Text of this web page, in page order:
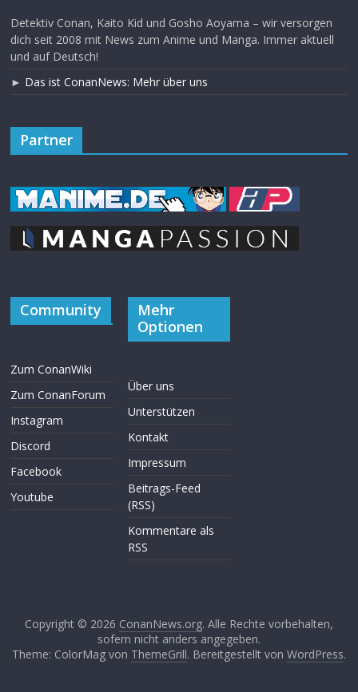
Detektiv Conan, Kaito Kid und Gosho Aoyama – wir versorgen
dich seit 2008 mit News zum Anime und Manga. Immer aktuell
und auf Deutsch!
► Das ist ConanNews: Mehr über uns
Partner
Community
Zum ConanWiki
Zum ConanForum
Instagram
Discord
Facebook
Youtube
Mehr
Optionen
Über uns
Unterstützen
Kontakt
Impressum
Beitrags-Feed
(RSS)
Kommentare als
RSS
Copyright © 2026 ConanNews.org. Alle Rechte vorbehalten,
sofern nicht anders angegeben.
Theme: ColorMag von ThemeGrill. Bereitgestellt von WordPress.